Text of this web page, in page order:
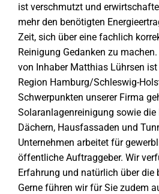
ist verschmutzt und
mehr den benötigten
Zeit, sich über eine fachlich
Reinigung Gedanken zu
von Inhaber Matthias Lührsen
Region Hamburg/Schleswig-
Schwerpunkten unserer Firma
Solaranlagenreinigung sowie die
Dächern, Hausfassaden und
Unternehmen arbeitet für
öffentliche Auftraggeber. Wir
Erfahrung und natürlich über die
Gerne führen wir für Sie zudem